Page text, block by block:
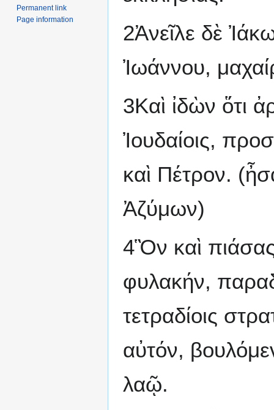
2Ἀνεῖλε δὲ
Ἰωάννου,
3Καὶ ἰδὼν ὅτι
Ἰουδαίοις,
καὶ Πέτρον.
Ἀζύμων)
4Ὃν καὶ πιάσας
φυλακήν,
τετραδίοις
αὐτόν,
λαῷ.
Permanent link
Page information